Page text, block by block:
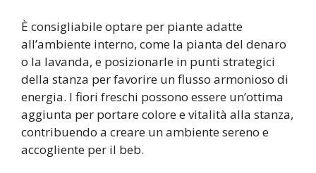
È consigliabile optare per piante adatte
all’ambiente interno, come la pianta del denaro
o la lavanda, e posizionarle in punti strategici
della stanza per favorire un flusso armonioso di
energia. I fiori freschi possono essere un’ottima
aggiunta per portare colore e vitalità alla stanza,
contribuendo a creare un ambiente sereno e
accogliente per il beb.